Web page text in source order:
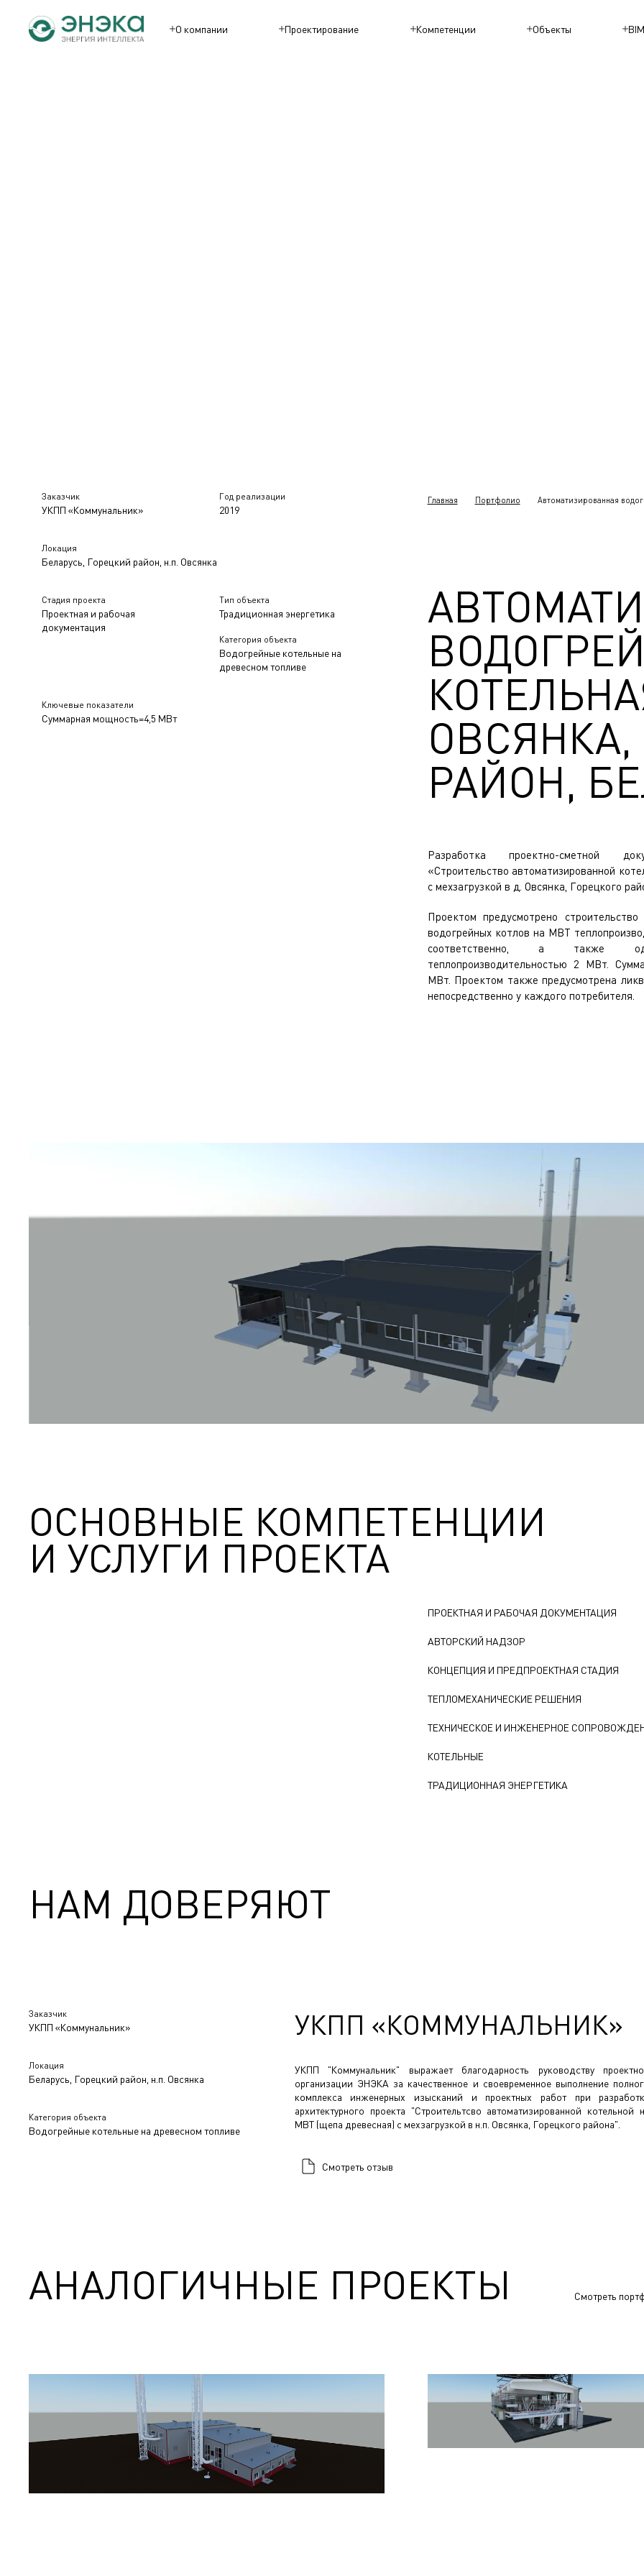
О компании Проектирование Компетенции Объекты
Заказчик
УКПП «Коммунальник»
Год реализации
2019
Локация
Беларусь, Горецкий район, н.п. Овсянка
Стадия проекта
Проектная и рабочая
документация
Тип объекта
Традиционная энергетика
Категория объекта
Водогрейные котельные на
древесном топливе
Ключевые показатели
Суммарная мощность=4,5 МВт
Главная Портфолио Автоматизированная
РАЙОН,
Разработка проектно-сметной
«Строительство автоматизированной
с мехзагрузкой в д. Овсянка, Горецкого
Проектом предусмотрено
водогрейных котлов на МВТ
соответственно, а также
теплопроизводительностью 2 МВт.
МВт. Проектом также предусмотрена
непосредственно у каждого потребителя.
ОСНОВНЫЕ КОМПЕТЕНЦИИ
И УСЛУГИ ПРОЕКТА
ПРОЕКТНАЯ И РАБОЧАЯ ДОКУМЕНТАЦИЯ
АВТОРСКИЙ НАДЗОР
КОНЦЕПЦИЯ И ПРЕДПРОЕКТНАЯ СТАДИЯ
ТЕПЛОМЕХАНИЧЕСКИЕ РЕШЕНИЯ
ТЕХНИЧЕСКОЕ И ИНЖЕНЕРНОЕ
КОТЕЛЬНЫЕ
ТРАДИЦИОННАЯ ЭНЕРГЕТИКА
НАМ ДОВЕРЯЮТ
Заказчик
УКПП «Коммунальник»
Локация
Беларусь, Горецкий район, н.п. Овсянка
Категория объекта
Водогрейные котельные на древесном топливе
УКПП «КОММУНАЛЬНИК»
УКПП "Коммунальник" выражает благодарность руководству
организации ЭНЭКА за качественное и своевременное выполнение
комплекса инженерных изысканий и проектных работ при
архитектурного проекта "Строительтсво автоматизированной котельной
МВТ (щепа древесная) с мехзагрузкой в н.п. Овсянка, Горецкого района".
Смотреть отзыв
АНАЛОГИЧНЫЕ ПРОЕКТЫ Смотреть